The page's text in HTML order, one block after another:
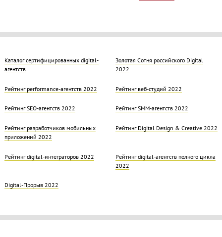
Каталог сертифицированных digital-
агентств
Золотая Cотня российского Digital
2022
Рейтинг performance-агентств 2022 Рейтинг веб-студий 2022
Рейтинг SEO-агентств 2022 Рейтинг SMM-агентств 2022
Рейтинг разработчиков мобильных
приложений 2022
Рейтинг Digital Design & Creative 2022
Рейтинг digital-интеграторов 2022
Рейтинг digital-агентств полного цикла
2022
Digital-Прорыв 2022